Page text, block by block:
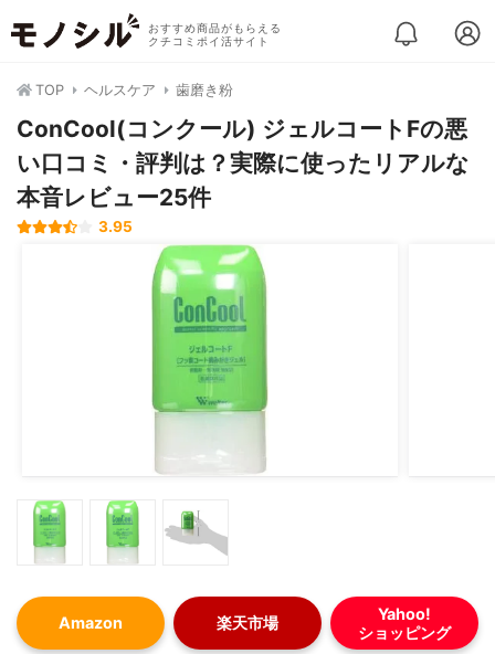
おすすめ商品がもらえる
クチコミポイ活サイト
TOP ヘルスケア 歯磨き粉
ConCool(コンクール) ジェルコートFの悪
い口コミ・評判は？実際に使ったリアルな
本音レビュー25件
3.95
Amazon 楽天市場
Yahoo!
ショッピング